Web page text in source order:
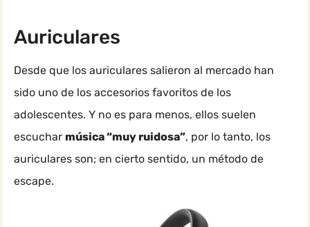
Auriculares
Desde que los auriculares salieron al mercado han
sido uno de los accesorios favoritos de los
adolescentes. Y no es para menos, ellos suelen
escuchar música “muy ruidosa”, por lo tanto, los
auriculares son; en cierto sentido, un método de
escape.